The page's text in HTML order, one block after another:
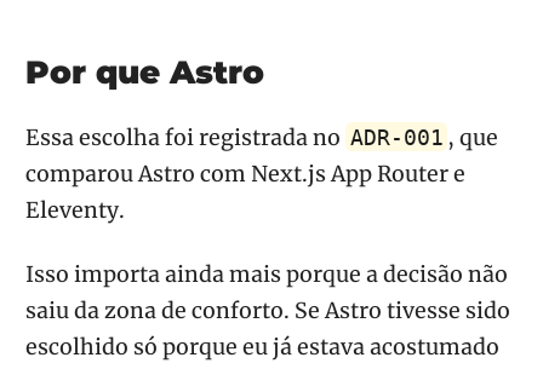
Por que Astro
Essa escolha foi registrada no ADR-001 , que
comparou Astro com Next.js App Router e
Eleventy.
Isso importa ainda mais porque a decisão não
saiu da zona de conforto. Se Astro tivesse sido
escolhido só porque eu já estava acostumado